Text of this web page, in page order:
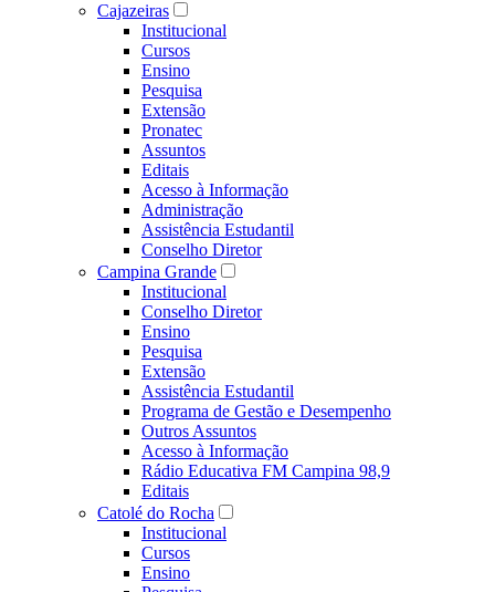
Cajazeiras
Institucional
Cursos
Ensino
Pesquisa
Extensão
Pronatec
Assuntos
Editais
Acesso à Informação
Administração
Assistência Estudantil
Conselho Diretor
Campina Grande
Institucional
Conselho Diretor
Ensino
Pesquisa
Extensão
Assistência Estudantil
Programa de Gestão e Desempenho
Outros Assuntos
Acesso à Informação
Rádio Educativa FM Campina 98,9
Editais
Catolé do Rocha
Institucional
Cursos
Ensino